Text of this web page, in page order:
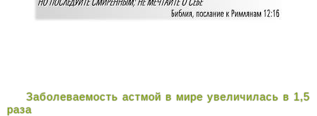
Заболеваемость астмой в мире увеличилась в 1,5
раза